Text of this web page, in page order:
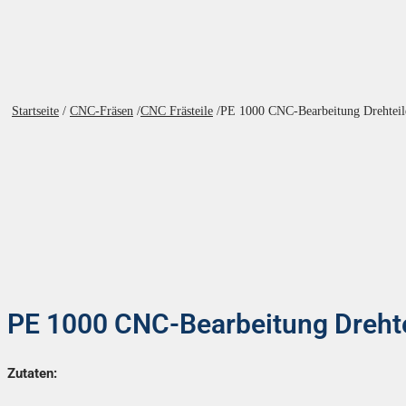
Startseite / CNC-Fräsen /CNC Frästeile /PE 1000 CNC-Bearbeitung
PE 1000 CNC-Bearbeitung
Zutaten: